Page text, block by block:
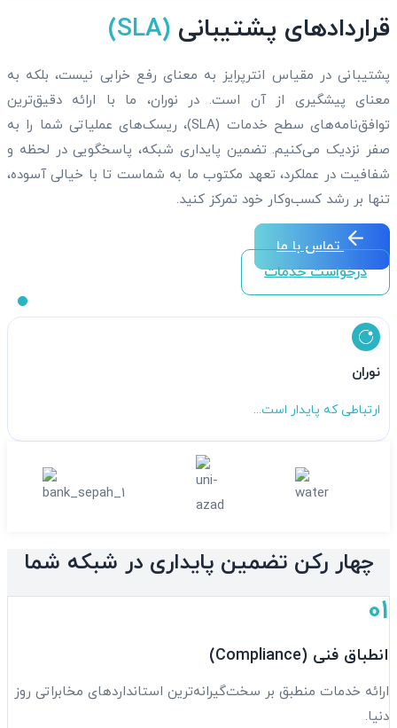
قرارداد‌های پشتیبانی (SLA)
پشتیبانی در مقیاس انترپرایز به معنای رفع خرابی نیست، بلکه به
معنای پیشگیری از آن است. در نوران، ما با ارائه دقیق‌ترین
توافق‌نامه‌های سطح خدمات (SLA)، ریسک‌های عملیاتی شما را به
صفر نزدیک می‌کنیم. تضمین پایداری شبکه، پاسخگویی در لحظه و
شفافیت در عملکرد، تعهد مکتوب ما به شماست تا با خیالی آسوده،
تنها بر رشد کسب‌وکار خود تمرکز کنید.
تماس با ما
درخواست خدمات
نوران
ارتباطی که پایدار است...
چهار رکن تضمین پایداری در شبکه شما
01
انطباق فنی (Compliance)
ارائه خدمات منطبق بر سخت‌گیرانه‌ترین استانداردهای مخابراتی روز
دنیا.